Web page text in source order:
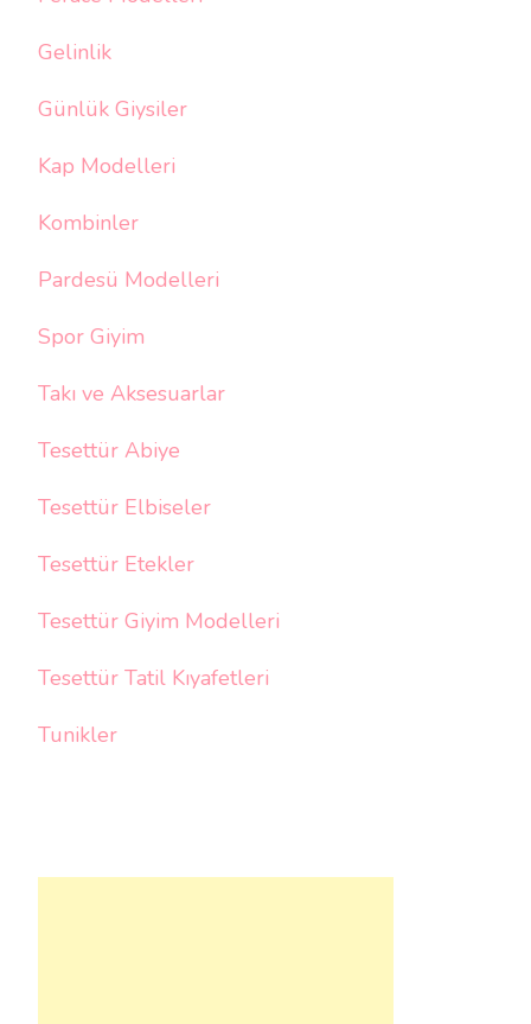
Gelinlik
Günlük Giysiler
Kap Modelleri
Kombinler
Pardesü Modelleri
Spor Giyim
Takı ve Aksesuarlar
Tesettür Abiye
Tesettür Elbiseler
Tesettür Etekler
Tesettür Giyim Modelleri
Tesettür Tatil Kıyafetleri
Tunikler